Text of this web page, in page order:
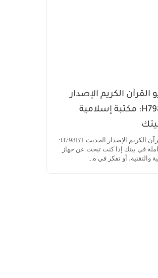
القرآن الكريم الإصدار
الحديث H798BT: مكتبة إسلامية
مراجعة راديو القرآن الكريم الإصدار الحديث H798BT:
في بيتك إذا كنت تبحث عن جهاز
والتقنية، أو تفكر في ه...